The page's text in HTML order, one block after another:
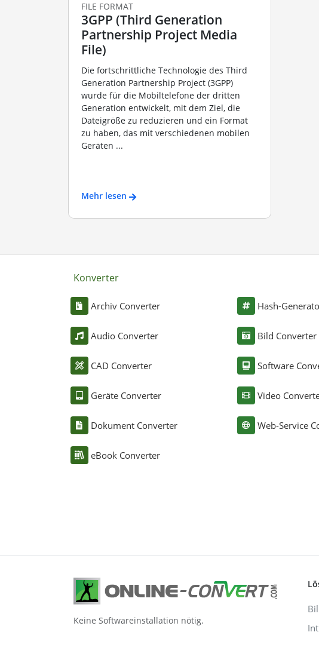
FILE FORMAT
3GPP (Third Generation
Partnership Project Media
File)
Die fortschrittliche Technologie des Third
Generation Partnership Project (3GPP)
wurde für die Mobiltelefone der dritten
Generation entwickelt, mit dem Ziel, die
Dateigröße zu reduzieren und ein Format
zu haben, das mit verschiedenen mobilen
Geräten ...
Mehr lesen
Konverter
Archiv Converter
Audio Converter
CAD Converter
Geräte Converter
Dokument Converter
eBook Converter
Hash-
Bild Converter
Software
Video
Web-Service
Keine Softwareinstallation nötig.